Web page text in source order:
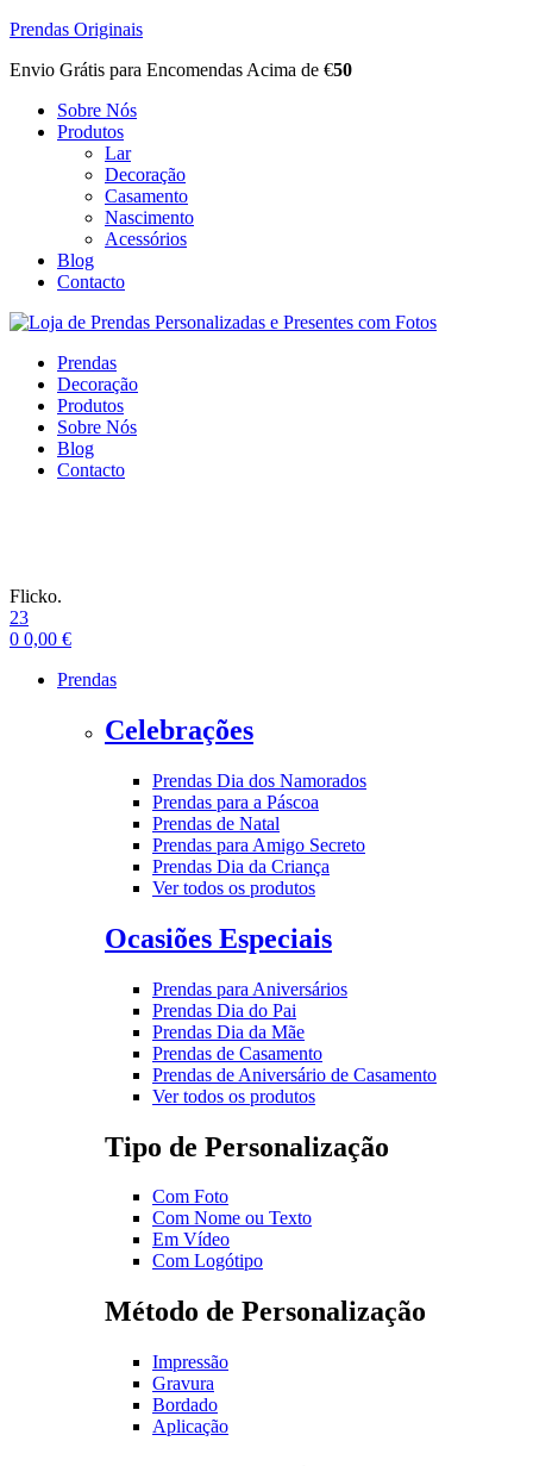
Prendas Originais
Envio Grátis para Encomendas Acima de €50
Sobre Nós
Produtos
Lar
Decoração
Casamento
Nascimento
Acessórios
Blog
Contacto
Prendas
Decoração
Produtos
Sobre Nós
Blog
Contacto
Flicko.
23
0 0,00 €
Prendas
Celebrações
Prendas Dia dos Namorados
Prendas para a Páscoa
Prendas de Natal
Prendas para Amigo Secreto
Prendas Dia da Criança
Ver todos os produtos
Ocasiões Especiais
Prendas para Aniversários
Prendas Dia do Pai
Prendas Dia da Mãe
Prendas de Casamento
Prendas de Aniversário de Casamento
Ver todos os produtos
Tipo de Personalização
Com Foto
Com Nome ou Texto
Em Vídeo
Com Logótipo
Método de Personalização
Impressão
Gravura
Bordado
Aplicação